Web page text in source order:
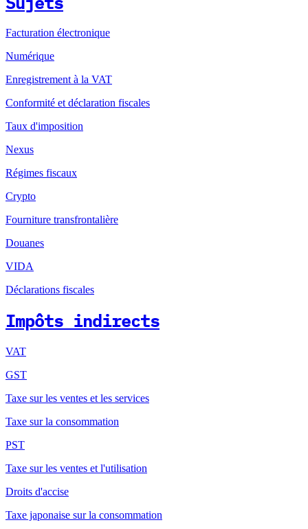
Facturation électronique
Numérique
Enregistrement à la VAT
Conformité et déclaration fiscales
Taux d'imposition
Nexus
Régimes fiscaux
Crypto
Fourniture transfrontalière
Douanes
VIDA
Déclarations fiscales
Impôts indirects
VAT
GST
Taxe sur les ventes et les services
Taxe sur la consommation
PST
Taxe sur les ventes et l'utilisation
Droits d'accise
Taxe japonaise sur la consommation